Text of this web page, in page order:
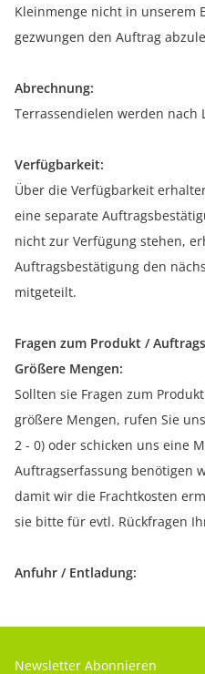
Kleinmenge nicht in unserem
gezwungen den Auftrag
Abrechnung:
Terrassendielen werden nach
Verfügbarkeit:
Über die Verfügbarkeit
eine separate
nicht zur Verfügung stehen,
Auftragsbestätigung den
mitgeteilt.
Fragen zum Produkt /
Größere Mengen:
Sollten sie Fragen zum
größere Mengen, rufen Sie
2 - 0) oder schicken uns eine
Auftragserfassung benötigen
damit wir die Frachtkosten
sie bitte für evtl. Rückfragen
Anfuhr / Entladung:
Newsletter Abonnieren